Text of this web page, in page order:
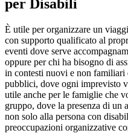
per Disabili
È utile per organizzare un
con supporto qualificato al
eventi dove serve
oppure per chi ha bisogno di
in contesti nuovi e non familiari
pubblici, dove ogni imprevisto
utile anche per le famiglie che
gruppo, dove la presenza di un
non solo alla persona con
preoccupazioni organizzative